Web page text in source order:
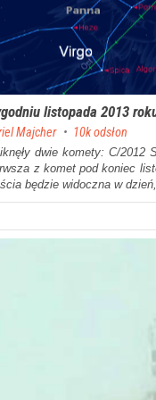
listopada 2013
Majcher 10k odsłon
dwie komety: C/
z komet pod koniec
będzie widoczna w